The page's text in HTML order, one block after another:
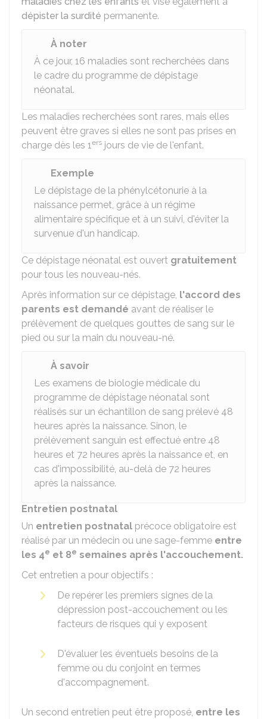
dépister la surdité permanente.
À noter
À ce jour, 16 maladies sont recherchées dans
le cadre du programme de dépistage
néonatal.
Les maladies recherchées sont rares, mais elles
peuvent être graves si elles ne sont pas prises en
charge dès les 1ers jours de vie de l'enfant.
Exemple
Le dépistage de la phénylcétonurie à la
naissance permet, grâce à un régime
alimentaire spécifique et à un suivi, d'éviter la
survenue d'un handicap.
Ce dépistage néonatal est ouvert gratuitement
pour tous les nouveau-nés.
Après information sur ce dépistage, l'accord des
parents est demandé avant de réaliser le
prélèvement de quelques gouttes de sang sur le
pied ou sur la main du nouveau-né.
À savoir
Les examens de biologie médicale du
programme de dépistage néonatal sont
réalisés sur un échantillon de sang prélevé 48
heures après la naissance. Sinon, le
prélèvement sanguin est effectué entre 48
heures et 72 heures après la naissance et, en
cas d'impossibilité, au-delà de 72 heures
après la naissance.
Entretien postnatal
Un entretien postnatal précoce obligatoire est
réalisé par un médecin ou une sage-femme entre
les 4e et 8e semaines après l'accouchement.
Cet entretien a pour objectifs :
De repérer les premiers signes de la
dépression post-accouchement ou les
facteurs de risques qui y exposent
D'évaluer les éventuels besoins de la
femme ou du conjoint en termes
d'accompagnement.
Un second entretien peut être proposé, entre les